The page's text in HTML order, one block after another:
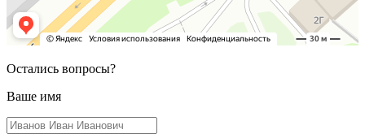
Остались вопросы?
Ваше имя